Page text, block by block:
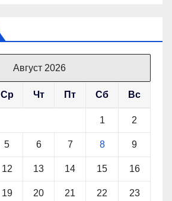
Август 2026
Ср Чт Пт Сб Вс
1 2
5 6 7 8 9
12 13 14 15 16
19 20 21 22 23